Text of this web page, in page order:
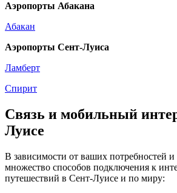
Аэропорты Абакана
Абакан
Аэропорты Сент-Луиса
Ламберт
Спирит
Связь и мобильный
Луисе
В зависимости от ваших потребностей
множество способов подключения к
путешествий в Сент-Луисе и по миру: